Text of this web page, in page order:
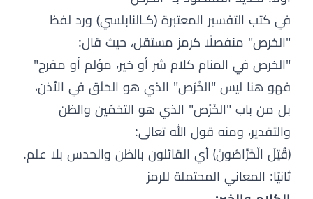
في كتب التفسير المعتبرة (كـالنابلسي) ورد لفظ
"الخرص" منفصلًا كرمز مستقل، حيث قال:
"الخرص في المنام كلام شر أو خير، مؤلم أو مفرح"
فهو هنا ليس "الخُرْص" الذي هو الحَلَق في الأذن،
بل من باب "الخَرْص" الذي هو التخمّين والظن
والتقدير، ومنه قول الله تعالى:
﴿قُتِلَ الْخَرَّاصُونَ﴾ أي القائلون بالظن والحدس بلا علم.
ثانيًا: المعاني المحتملة للرمز